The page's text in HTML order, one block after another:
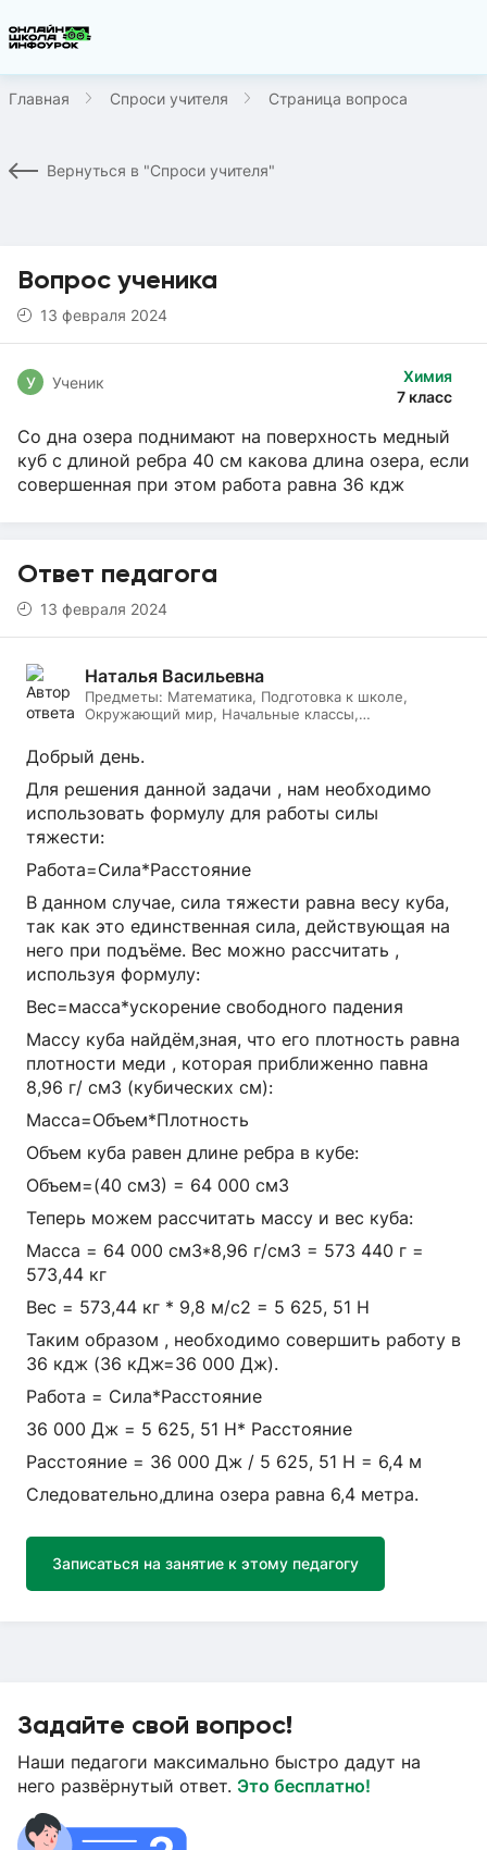
Главная Спроси учителя Страница вопроса
Вернуться в "Спроси учителя"
Вопрос ученика
13 февраля 2024
Химия
7 класс
У Ученик
Со дна озера поднимают на поверхность медный
куб с длиной ребра 40 см какова длина озера, если
совершенная при этом работа равна 36 кдж
Ответ педагога
13 февраля 2024
Наталья Васильевна
Предметы: Математика, Подготовка к школе,
Окружающий мир, Начальные классы,
Добрый день.
Для решения данной задачи , нам необходимо
использовать формулу для работы силы
тяжести:
Работа=Сила*Расстояние
В данном случае, сила тяжести равна весу куба,
так как это единственная сила, действующая на
него при подъёме. Вес можно рассчитать ,
используя формулу:
Вес=масса*ускорение свободного падения
Массу куба найдём,зная, что его плотность равна
плотности меди , которая приближенно павна
8,96 г/ см3 (кубических см):
Масса=Объем*Плотность
Объем куба равен длине ребра в кубе:
Объем=(40 см3) = 64 000 см3
Теперь можем рассчитать массу и вес куба:
Масса = 64 000 см3*8,96 г/см3 = 573 440 г =
573,44 кг
Вес = 573,44 кг * 9,8 м/с2 = 5 625, 51 H
Таким образом , необходимо совершить работу в
36 кдж (36 кДж=36 000 Дж).
Работа = Сила*Расстояние
36 000 Дж = 5 625, 51 H* Расстояние
Расстояние = 36 000 Дж / 5 625, 51 Н = 6,4 м
Следовательно,длина озера равна 6,4 метра.
Записаться на занятие к этому педагогу
Задайте свой вопрос!
Наши педагоги максимально быстро дадут на
него развёрнутый ответ. Это бесплатно!